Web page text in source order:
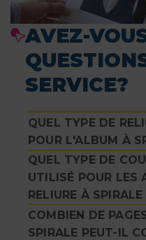
AVEZ-
SERVICE?
QUEL TYPE DE
POUR L'ALBUM À
QUEL TYPE DE
UTILISÉ POUR LES
RELIURE À SPIRALE
COMBIEN DE
SPIRALE PEUT-IL